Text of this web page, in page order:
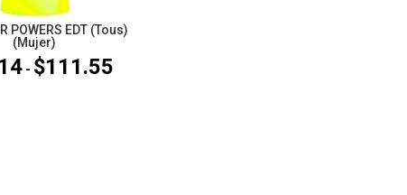
POWERS EDT (Tous)
(Mujer)
- $111.55